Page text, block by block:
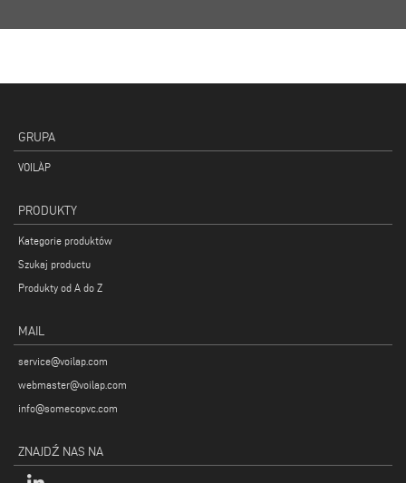
GRUPA
VOILÀP
PRODUKTY
Kategorie produktów
Szukaj productu
Produkty od A do Z
MAIL
service@voilap.com
webmaster@voilap.com
info@somecopvc.com
ZNAJDŹ NAS NA